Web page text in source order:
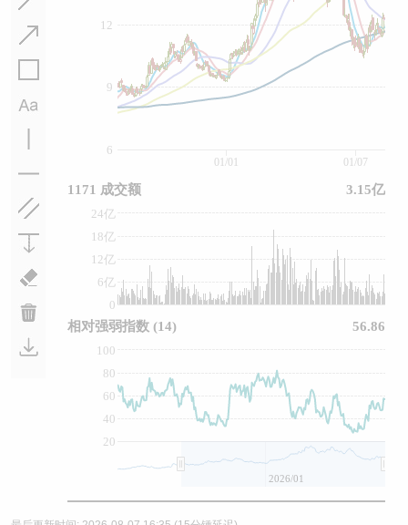
6
9
12
0
6亿
12亿
18亿
24亿
20
40
60
80
100
01/07
01/01
2026/01
1171 成交额 3.15亿
相对强弱指数 (14) 56.86